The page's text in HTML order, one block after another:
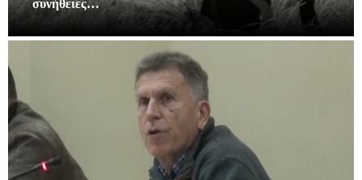
συνήθειες…